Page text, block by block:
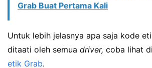
Grab Buat Pertama Kali
Untuk lebih jelasnya apa saja kode
ditaati oleh semua driver, coba lihat
etik Grab.